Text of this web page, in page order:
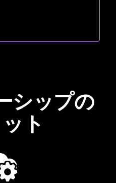
シップの
ト